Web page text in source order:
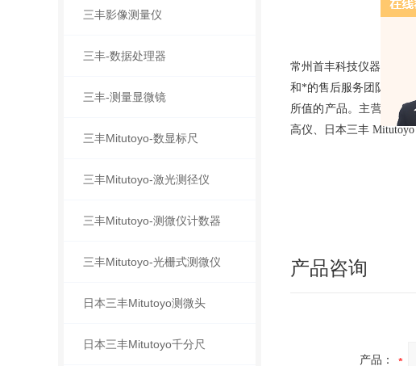
三丰影像测量仪
三丰-数据处理器
三丰-测量显微镜
三丰Mitutoyo-数显标尺
三丰Mitutoyo-激光测径仪
三丰Mitutoyo-测微仪计数器
三丰Mitutoyo-光栅式测微仪
日本三丰Mitutoyo测微头
日本三丰Mitutoyo千分尺
常州首丰科技仪器有限
和*的售后服务团队，公
所值的产品。主营：首
高仪、日本三丰
产品咨询
产品：